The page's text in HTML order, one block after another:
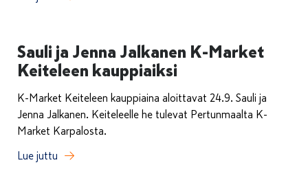
Sauli ja Jenna Jalkanen K-Market
Keiteleen kauppiaiksi
K-Market Keiteleen kauppiaina aloittavat 24.9. Sauli ja
Jenna Jalkanen. Keiteleelle he tulevat Pertunmaalta K-
Market Karpalosta.
Lue juttu